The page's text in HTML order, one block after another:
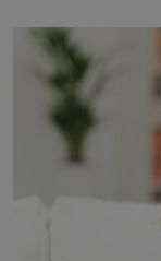
procházel
kontaktoval
oblasti žádným